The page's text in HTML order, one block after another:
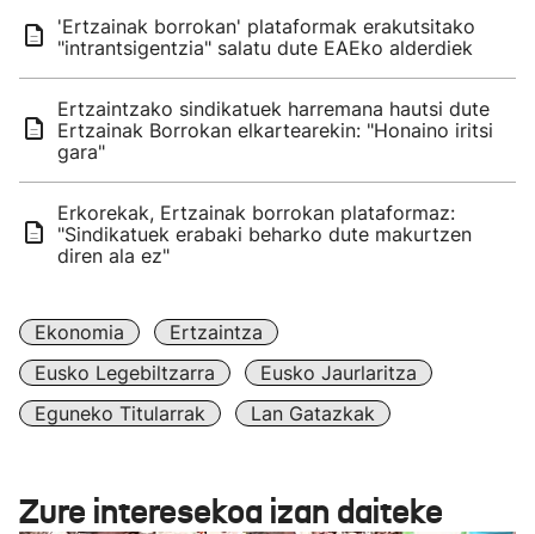
'Ertzainak borrokan' plataformak erakutsitako
"intrantsigentzia" salatu dute EAEko alderdiek
Ertzaintzako sindikatuek harremana hautsi dute
Ertzainak Borrokan elkartearekin: "Honaino iritsi
gara"
Erkorekak, Ertzainak borrokan plataformaz:
"Sindikatuek erabaki beharko dute makurtzen
diren ala ez"
Ekonomia
Ertzaintza
Eusko Legebiltzarra
Eusko Jaurlaritza
Eguneko Titularrak
Lan Gatazkak
Zure interesekoa izan daiteke